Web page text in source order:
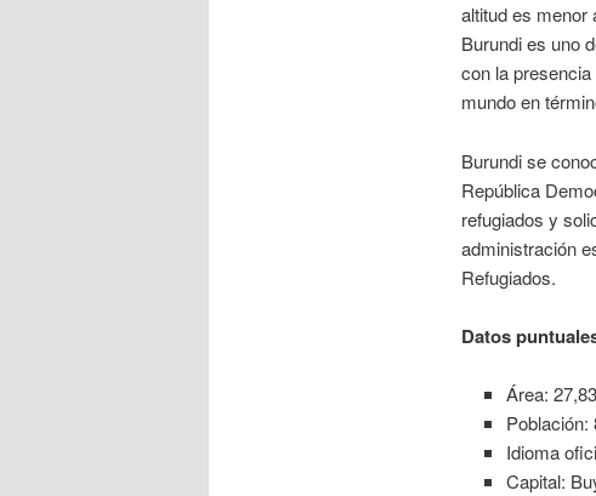
altitud es menor
Burundi es uno
con la
mundo en
Burundi se
República
refugiados y
administración
Refugiados.
Datos
Área:
Población:
Idioma
Capital: